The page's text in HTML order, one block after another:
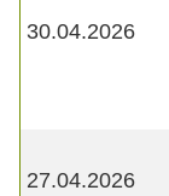
30.04.2026
27.04.2026